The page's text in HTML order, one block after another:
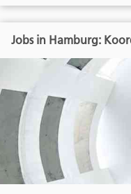
Jobs in Hamburg: